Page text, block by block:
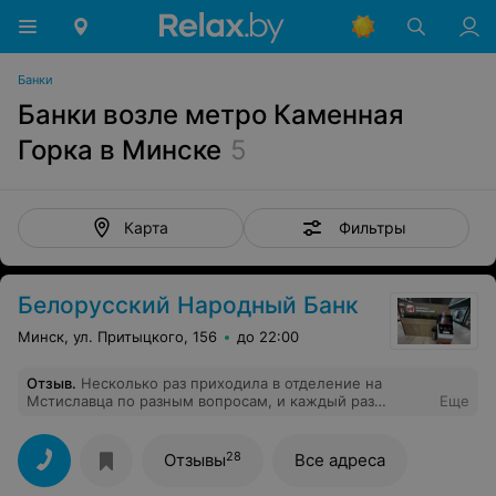
Банки
Банки возле метро Каменная
Горка в Минске 5
Карта Фильтры
Белорусский Народный Банк
Минск, ул. Притыцкого, 156 до 22:00
Отзыв. Несколько раз приходила в отделение на
Мстиславца по разным вопросам, и каждый раз
маленькое и каждый раз удивляюсь, как они в таком
маленьком отделении справляются и при этом не
падает качество обслуживания. Видно, что команда
сработанная и знает, как держать порядок
Еще
Отзывы28 Все адреса